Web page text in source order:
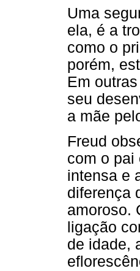
Uma
ela, é a
como o
porém,
Em
seu
a mãe
Freud
com o pai
intensa e
diferença
amoroso.
ligação
de idade,